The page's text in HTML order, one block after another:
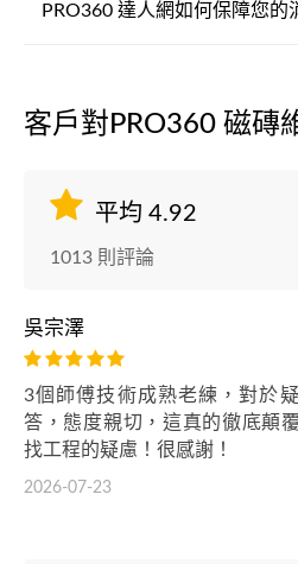
PRO360 達人網如何保障您的
客戶對PRO360 磁磚
平均 4.92
1013 則評論
吳宗澤
3個師傅技術成熟老練，對於
答，態度親切，這真的徹底顛
找工程的疑慮！很感謝！
2026-07-23